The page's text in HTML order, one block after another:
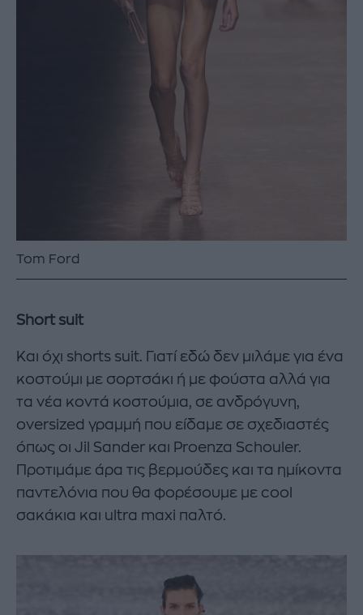
Tom Ford
Short suit
Και όχι shorts suit. Γιατί εδώ δεν μιλάμε για ένα
κοστούμι με σορτσάκι ή με φούστα αλλά για
τα νέα κοντά κοστούμια, σε ανδρόγυνη,
oversized γραμμή που είδαμε σε σχεδιαστές
όπως oι Jil Sander και Proenza Schouler.
Προτιμάμε άρα τις βερμούδες και τα ημίκοντα
παντελόνια που θα φορέσουμε με cool
σακάκια και ultra maxi παλτό.